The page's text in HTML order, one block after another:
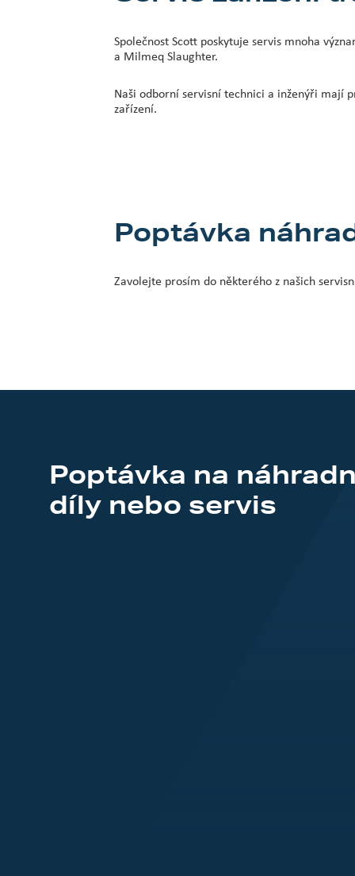
Společnost Scott poskytuje servis mnoha
a Milmeq Slaughter.
Naši odborní servisní technici a inženýři mají
zařízení.
Poptávka
Zavolejte prosím do některého z našich
Poptávka na
díly nebo servis